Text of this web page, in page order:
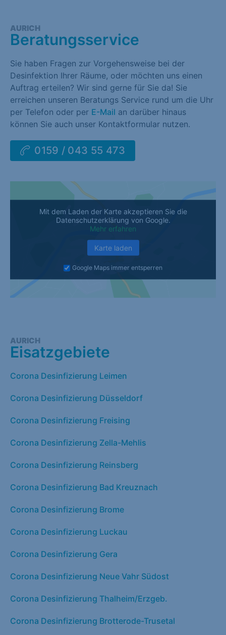
AURICH
Beratungsservice
Sie haben Fragen zur Vorgehensweise bei der
Desinfektion Ihrer Räume, oder möchten uns einen
Auftrag erteilen? Wir sind gerne für Sie da! Sie
erreichen unseren Beratungs Service rund um die Uhr
per Telefon oder per E-Mail an darüber hinaus
können Sie auch unser Kontaktformular nutzen.
0159 / 043 55 473
Mit dem Laden der Karte akzeptieren Sie die
Datenschutzerklärung von Google.
Mehr erfahren
Karte laden
Google Maps immer entsperren
AURICH
Eisatzgebiete
Corona Desinfizierung Leimen
Corona Desinfizierung Düsseldorf
Corona Desinfizierung Freising
Corona Desinfizierung Zella-Mehlis
Corona Desinfizierung Reinsberg
Corona Desinfizierung Bad Kreuznach
Corona Desinfizierung Brome
Corona Desinfizierung Luckau
Corona Desinfizierung Gera
Corona Desinfizierung Neue Vahr Südost
Corona Desinfizierung Thalheim/Erzgeb.
Corona Desinfizierung Brotterode-Trusetal